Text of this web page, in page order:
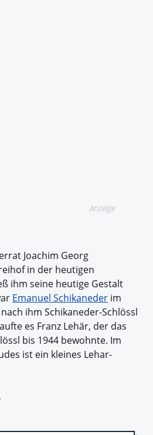
Anzeige
Joachim Georg
in der heutigen
ihm seine heutige Gestalt
Emanuel Schikaneder im
ihm Schikaneder-Schlössl
es Franz Lehär, der das
bis 1944 bewohnte. Im
ist ein kleines Lehar-